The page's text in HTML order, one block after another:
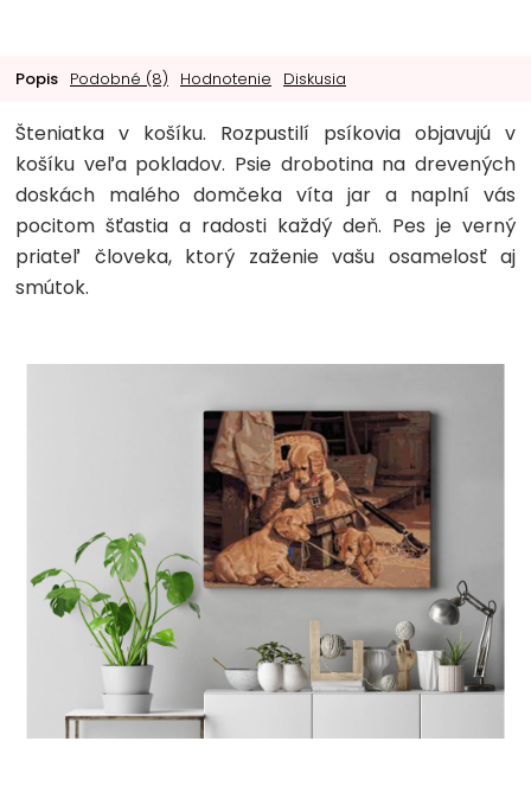
Popis Podobné (8) Hodnotenie Diskusia
Šteniatka v košíku. Rozpustilí psíkovia objavujú v
košíku veľa pokladov. Psie drobotina na drevených
doskách malého domčeka víta jar a naplní vás
pocitom šťastia a radosti každý deň. Pes je verný
priateľ človeka, ktorý zaženie vašu osamelosť aj
smútok.